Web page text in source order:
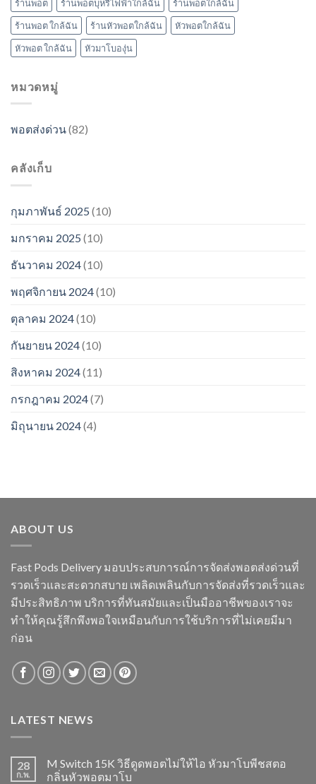
ร้านพอต ร้านพอตบุหรี่ไฟฟ้าใกล้ฉัน
ร้านพอตใกล้ฉัน
ร้านพอต ใกล้ฉัน
ร้านหัวพอตใกล้ฉัน
หัวพอตใกล้ฉัน
หัวพอต ใกล้ฉัน
หัวมาโบองุ่น
หมวดหมู่
พอตส่งด่วน(82)
คลังเก็บ
กุมภาพันธ์ 2025 (10)
มกราคม 2025 (10)
ธันวาคม 2024(10)
พฤศจิกายน 2024(10)
ตุลาคม 2024(10)
กันยายน 2024(10)
สิงหาคม 2024(11)
กรกฎาคม 2024(7)
มิถุนายน 2024(4)
ABOUT US
Fast Pods Delivery มอบประสบการณ์การจัดส่งพอตส่งด่วนที่
รวดเร็วและสะดวกสบาย เพลิดเพลินกับการจัดส่งที่รวดเร็วและ
มีประสิทธิภาพ บริการที่ทันสมัยและเป็นมืออาชีพของเราจะ
ทำให้คุณรู้สึกพึงพอใจเหมือนกับการใช้บริการที่ไม่เคยมีมา
ก่อน
LATEST NEWS
28
ก.พ.
M Switch 15K วิธีดูดพอตไม่ให้ไอ หัวมาโบพีชสตอ
กลิ่นหัวพอตมาโบ